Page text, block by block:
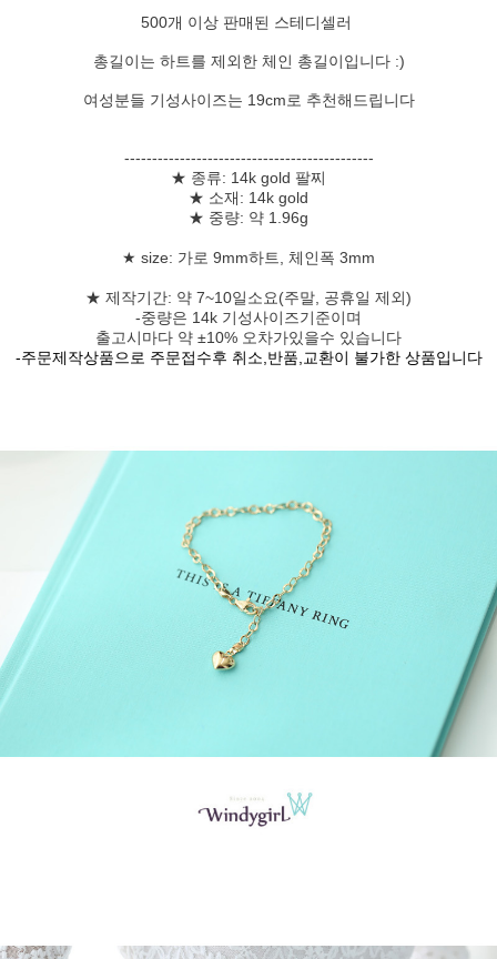
500개 이상 판매된 스테디셀러
총길이는 하트를 제외한 체인 총길이입니다 :)
여성분들 기성사이즈는 19cm로 추천해드립니다
---------------------------------------------
★ 종류: 14k gold 팔찌
★ 소재: 14k gold
★ 중량: 약 1.96g
★ size: 가로 9mm하트, 체인폭 3mm
★ 제작기간: 약 7~10일소요(주말, 공휴일 제외)
-중량은 14k 기성사이즈기준이며
출고시마다 약 ±10% 오차가있을수 있습니다
-주문제작상품으로 주문접수후 취소,반품,교환이 불가한 상품입니다